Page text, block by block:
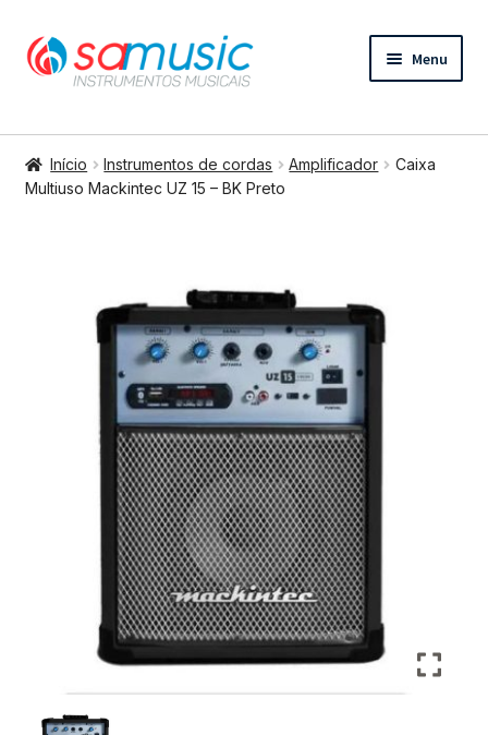
Pular
para
Pular
para
conteúdo
Menu
Instrumentos de cordas
menu
Bateria e percussão
Áudio e Tecnologia
Início Instrumentos de cordas Amplificador
Caixa
Multiuso Mackintec UZ 15 – BK Preto